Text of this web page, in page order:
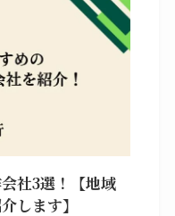
社3選！【地域
します】